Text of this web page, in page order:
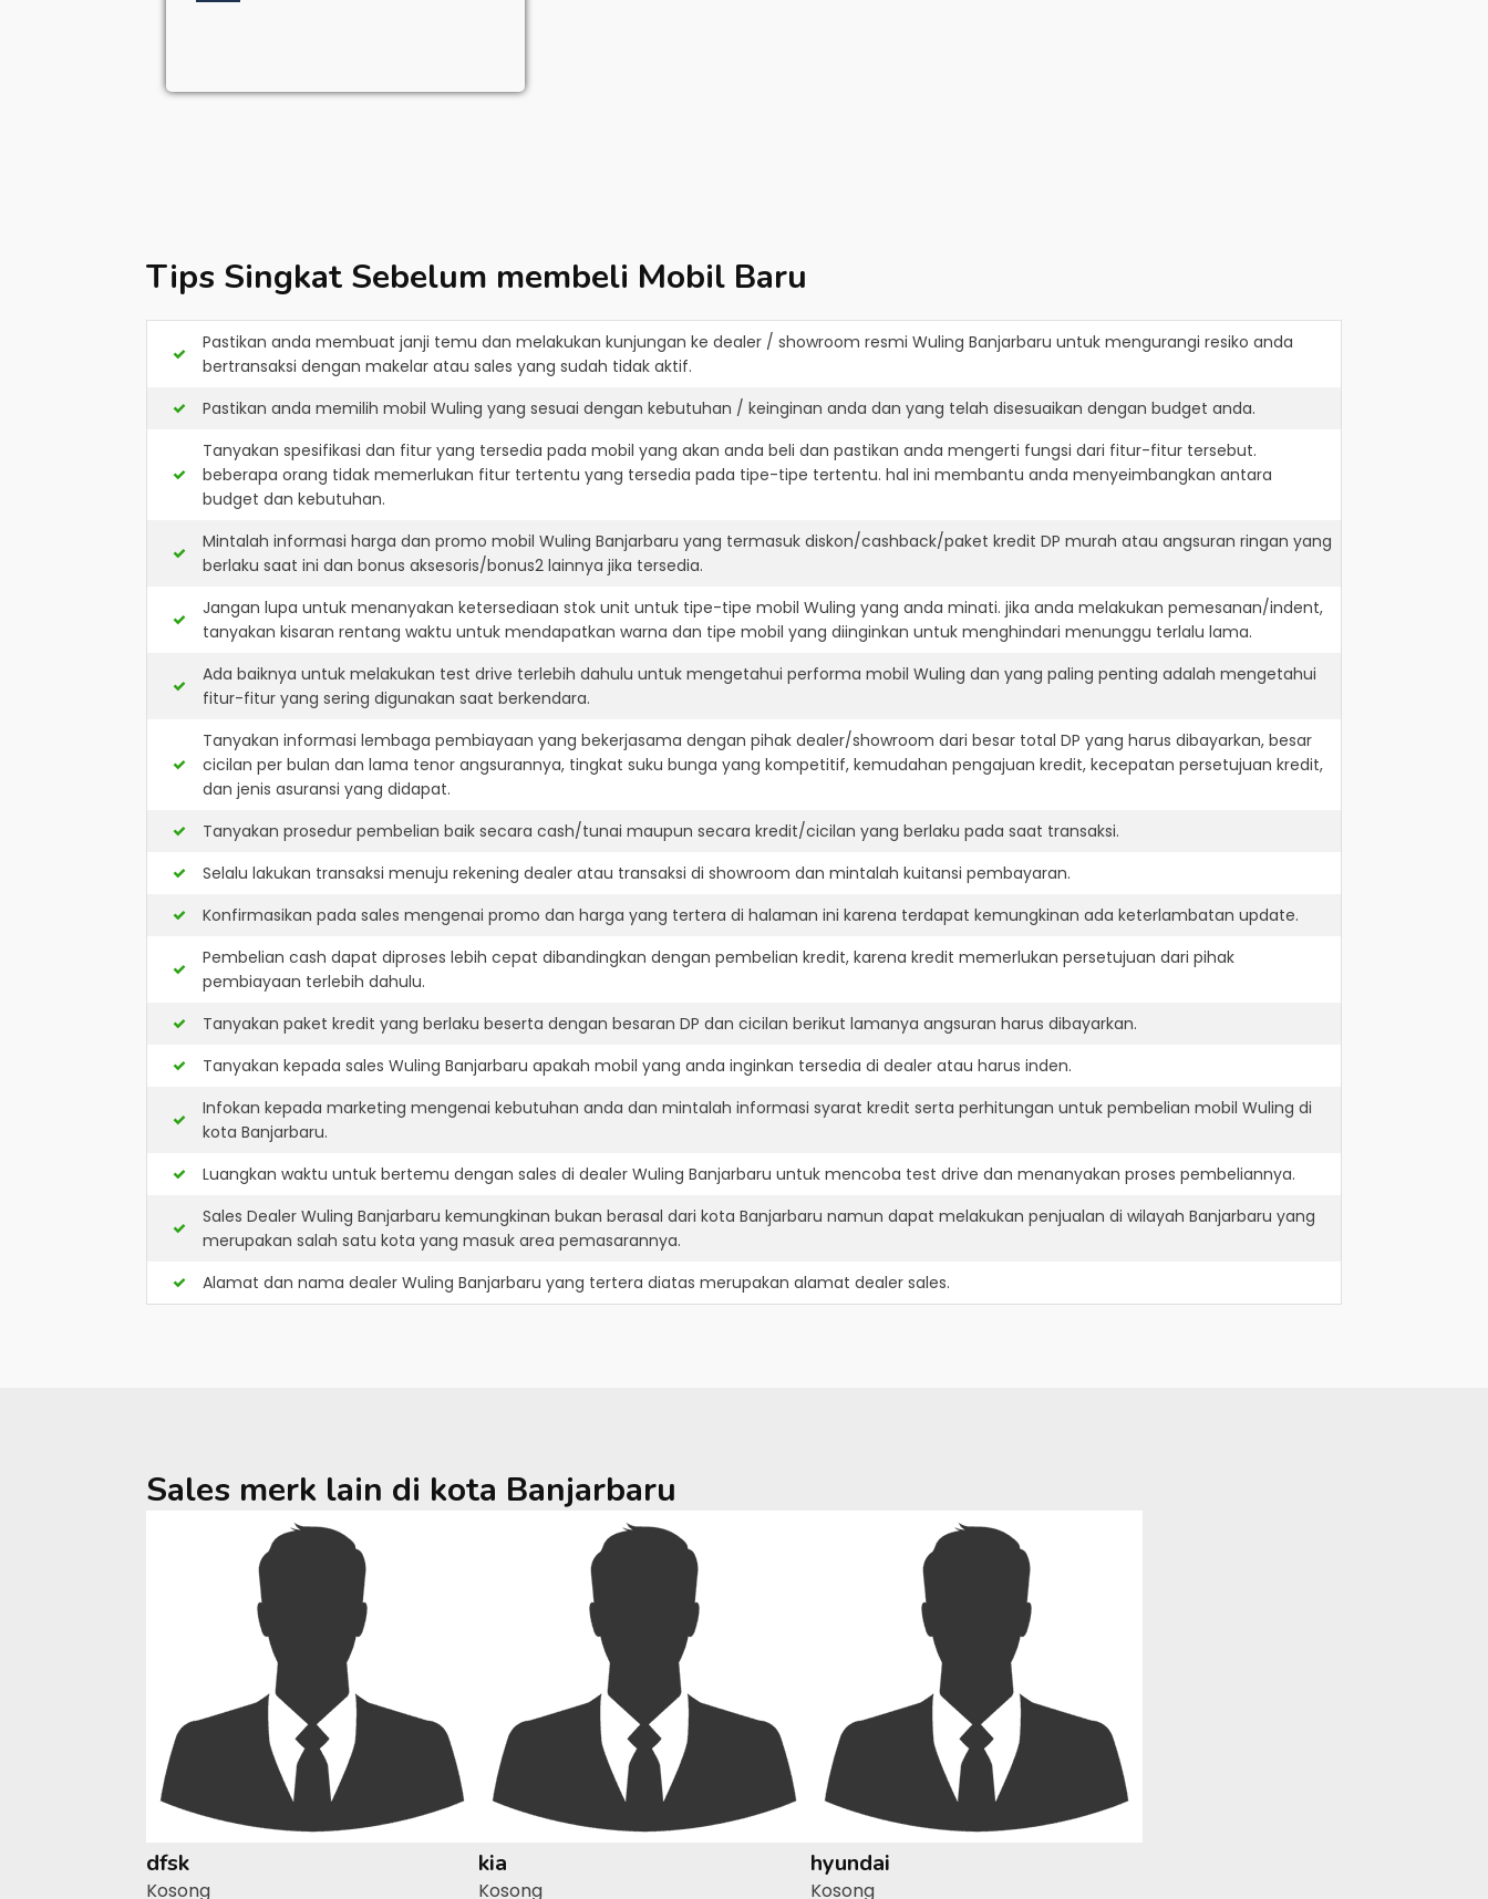
Tips Singkat Sebelum membeli Mobil Baru
Pastikan anda membuat janji temu dan melakukan kunjungan ke dealer / showroom resmi Wuling Banjarbaru untuk mengurangi resiko anda
bertransaksi dengan makelar atau sales yang sudah tidak aktif.
Pastikan anda memilih mobil Wuling yang sesuai dengan kebutuhan / keinginan anda dan yang telah disesuaikan dengan budget anda.
Tanyakan spesifikasi dan fitur yang tersedia pada mobil yang akan anda beli dan pastikan anda mengerti fungsi dari fitur-fitur tersebut.
beberapa orang tidak memerlukan fitur tertentu yang tersedia pada tipe-tipe tertentu. hal ini membantu anda menyeimbangkan antara
budget dan kebutuhan.
Mintalah informasi harga dan promo mobil Wuling Banjarbaru yang termasuk diskon/cashback/paket kredit DP murah atau angsuran ringan yang
berlaku saat ini dan bonus aksesoris/bonus2 lainnya jika tersedia.
Jangan lupa untuk menanyakan ketersediaan stok unit untuk tipe-tipe mobil Wuling yang anda minati. jika anda melakukan pemesanan/indent,
tanyakan kisaran rentang waktu untuk mendapatkan warna dan tipe mobil yang diinginkan untuk menghindari menunggu terlalu lama.
Ada baiknya untuk melakukan test drive terlebih dahulu untuk mengetahui performa mobil Wuling dan yang paling penting adalah mengetahui
fitur-fitur yang sering digunakan saat berkendara.
Tanyakan informasi lembaga pembiayaan yang bekerjasama dengan pihak dealer/showroom dari besar total DP yang harus dibayarkan, besar
cicilan per bulan dan lama tenor angsurannya, tingkat suku bunga yang kompetitif, kemudahan pengajuan kredit, kecepatan persetujuan kredit,
dan jenis asuransi yang didapat.
Tanyakan prosedur pembelian baik secara cash/tunai maupun secara kredit/cicilan yang berlaku pada saat transaksi.
Selalu lakukan transaksi menuju rekening dealer atau transaksi di showroom dan mintalah kuitansi pembayaran.
Konfirmasikan pada sales mengenai promo dan harga yang tertera di halaman ini karena terdapat kemungkinan ada keterlambatan update.
Pembelian cash dapat diproses lebih cepat dibandingkan dengan pembelian kredit, karena kredit memerlukan persetujuan dari pihak
pembiayaan terlebih dahulu.
Tanyakan paket kredit yang berlaku beserta dengan besaran DP dan cicilan berikut lamanya angsuran harus dibayarkan.
Tanyakan kepada sales Wuling Banjarbaru apakah mobil yang anda inginkan tersedia di dealer atau harus inden.
Infokan kepada marketing mengenai kebutuhan anda dan mintalah informasi syarat kredit serta perhitungan untuk pembelian mobil Wuling di
kota Banjarbaru.
Luangkan waktu untuk bertemu dengan sales di dealer Wuling Banjarbaru untuk mencoba test drive dan menanyakan proses pembeliannya.
Sales Dealer Wuling Banjarbaru kemungkinan bukan berasal dari kota Banjarbaru namun dapat melakukan penjualan di wilayah Banjarbaru yang
merupakan salah satu kota yang masuk area pemasarannya.
Alamat dan nama dealer Wuling Banjarbaru yang tertera diatas merupakan alamat dealer sales.
Sales merk lain di kota Banjarbaru
dfsk
Kosong
kia
Kosong
hyundai
Kosong